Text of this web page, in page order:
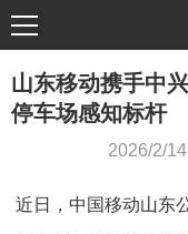
山东移动携手中
停车场感知标杆
2026/2/
近日，中国移动山东